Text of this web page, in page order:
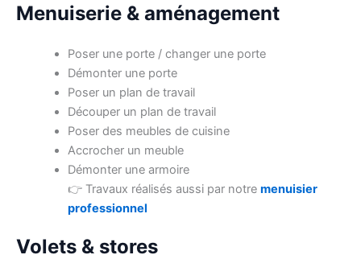
Menuiserie & aménagement
Poser une porte / changer une porte
Démonter une porte
Poser un plan de travail
Découper un plan de travail
Poser des meubles de cuisine
Accrocher un meuble
Démonter une armoire
👉 Travaux réalisés aussi par notre menuisier
professionnel
Volets & stores